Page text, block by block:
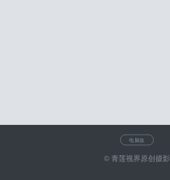
电脑版
© 青莲视界原创摄影